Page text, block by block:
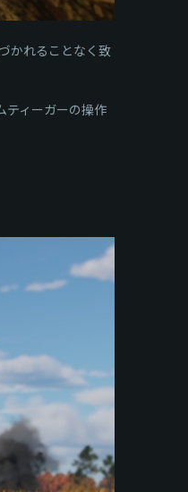
かれることなく致
ティーガーの操作